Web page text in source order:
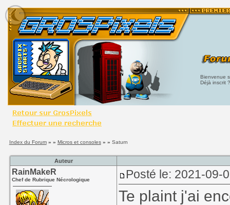
Bienvenue
Déjà inscrit
Index du Forum» » Micros et consoles» » Saturn
Auteur
RainMakeR
Chef de Rubrique Nécrologique Posté le: 2021-09-
Te plaint j'ai